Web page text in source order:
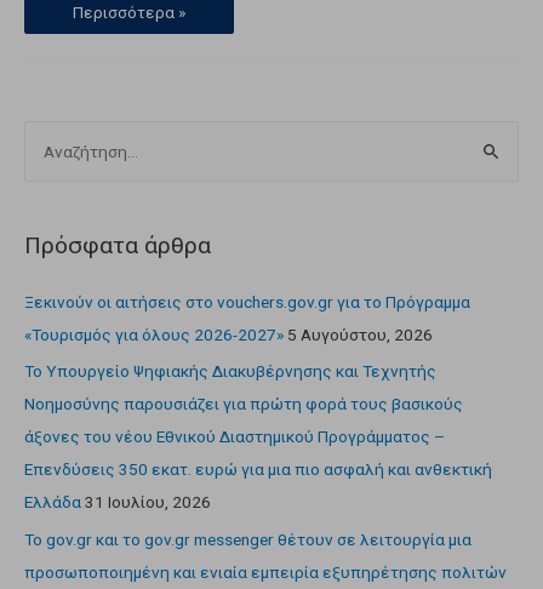
Περισσότερα »
Πρόσφατα άρθρα
Ξεκινούν οι αιτήσεις στο vouchers.gov.gr για το Πρόγραμμα
«Τουρισμός για όλους 2026-2027» 5 Αυγούστου, 2026
Το Υπουργείο Ψηφιακής Διακυβέρνησης και Τεχνητής
Νοημοσύνης παρουσιάζει για πρώτη φορά τους βασικούς
άξονες του νέου Εθνικού Διαστημικού Προγράμματος –
Επενδύσεις 350 εκατ. ευρώ για μια πιο ασφαλή και ανθεκτική
Ελλάδα 31 Ιουλίου, 2026
Το gov.gr και το gov.gr messenger θέτουν σε λειτουργία μια
προσωποποιημένη και ενιαία εμπειρία εξυπηρέτησης πολιτών